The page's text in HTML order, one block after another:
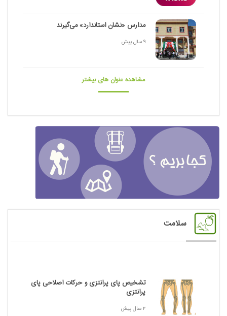
مدارس «نشان استاندارد» می‌گیرند
9 سال پیش
مشاهده عنوان های بیشتر
سلامت
تشخیص پای پرانتزی و حرکات اصلاحی پای
پرانتزی
2 سال پیش